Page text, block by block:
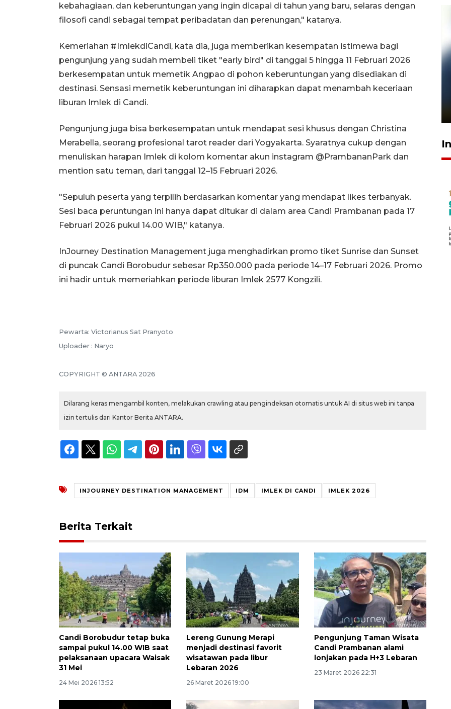
kebahagiaan, dan keberuntungan yang ingin dicapai di tahun yang baru, selaras dengan
filosofi candi sebagai tempat peribadatan dan perenungan," katanya.
Kemeriahan #ImlekdiCandi, kata dia, juga memberikan kesempatan istimewa bagi
pengunjung yang sudah membeli tiket "early bird" di tanggal 5 hingga 11 Februari 2026
berkesempatan untuk memetik Angpao di pohon keberuntungan yang disediakan di
destinasi. Sensasi memetik keberuntungan ini diharapkan dapat menambah keceriaan
liburan Imlek di Candi.
Pengunjung juga bisa berkesempatan untuk mendapat sesi khusus dengan Christina
Merabella, seorang profesional tarot reader dari Yogyakarta. Syaratnya cukup dengan
menuliskan harapan Imlek di kolom komentar akun instagram @PrambananPark dan
mention satu teman, dari tanggal 12–15 Februari 2026.
"Sepuluh peserta yang terpilih berdasarkan komentar yang mendapat likes terbanyak.
Sesi baca peruntungan ini hanya dapat ditukar di dalam area Candi Prambanan pada 17
Februari 2026 pukul 14.00 WIB," katanya.
InJourney Destination Management juga menghadirkan promo tiket Sunrise dan Sunset
di puncak Candi Borobudur sebesar Rp350.000 pada periode 14–17 Februari 2026. Promo
ini hadir untuk memeriahkan periode liburan Imlek 2577 Kongzili.
Pewarta: Victorianus Sat Pranyoto
Uploader : Naryo
COPYRIGHT © ANTARA 2026
Dilarang keras mengambil konten, melakukan crawling atau pengindeksan otomatis untuk AI di situs web ini tanpa
izin tertulis dari Kantor Berita ANTARA.
INJOURNEY DESTINATION MANAGEMENT IDM IMLEK DI CANDI IMLEK 2026
Berita Terkait
Candi Borobudur tetap buka
sampai pukul 14.00 WIB saat
pelaksanaan upacara Waisak
31 Mei
24 Mei 2026 13:52
Lereng Gunung Merapi
menjadi destinasi favorit
wisatawan pada libur
Lebaran 2026
26 Maret 2026 19:00
Pengunjung Taman Wisata
Candi Prambanan alami
lonjakan pada H+3 Lebaran
23 Maret 2026 22:31
Pelanggan Filaha Farm setia
sampai 8 tahan?